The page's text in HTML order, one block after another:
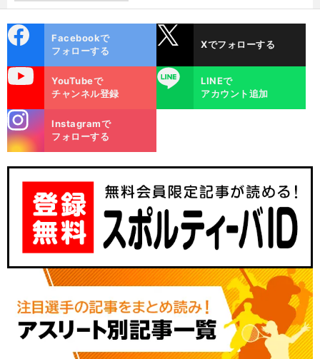
ok
Facebookで
フォローする
Xでフォローする
YouTubeで
チャンネル登録
LINE
LINEで
アカウント追加
m
Instagramで
フォローする